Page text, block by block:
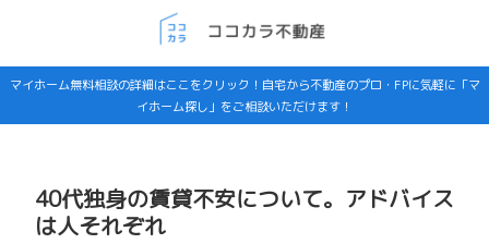
マイホーム無料相談の詳細はここをクリック！自宅から不動産のプロ・FPに気軽に「マ
イホーム探し」をご相談いただけます！
40代独身の賃貸不安について。アドバイス
は人それぞれ